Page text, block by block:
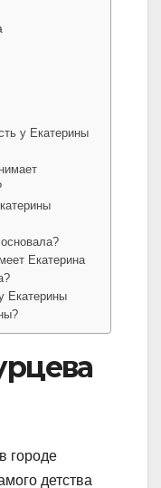
у Екатерины
Екатерина
Екатерины
городе
детства